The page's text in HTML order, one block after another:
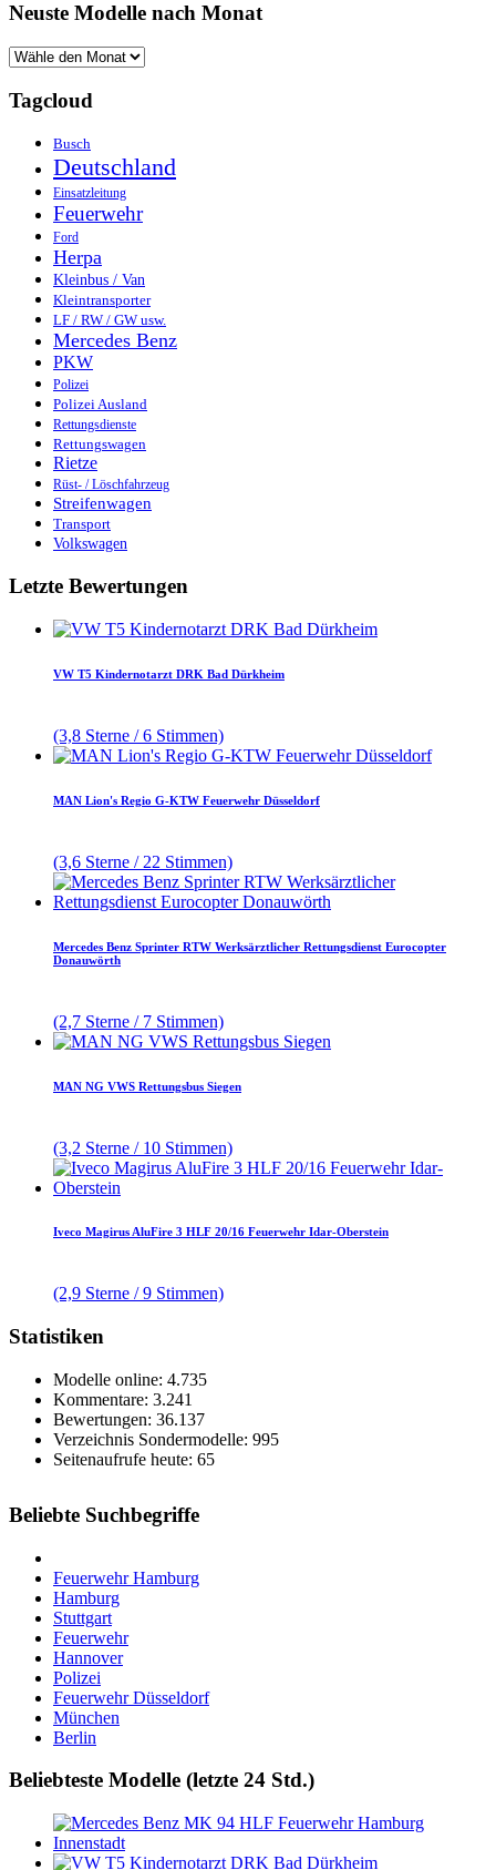
Neuste Modelle nach Monat
Tagcloud
Busch
Deutschland
Einsatzleitung
Feuerwehr
Ford
Herpa
Kleinbus / Van
Kleintransporter
LF / RW / GW usw.
Mercedes Benz
PKW
Polizei
Polizei Ausland
Rettungsdienste
Rettungswagen
Rietze
Rüst- / Löschfahrzeug
Streifenwagen
Transport
Volkswagen
Letzte Bewertungen
VW T5 Kindernotarzt DRK Bad Dürkheim
(3,8 Sterne / 6 Stimmen)
MAN Lion's Regio G-KTW Feuerwehr Düsseldorf
(3,6 Sterne / 22 Stimmen)
Mercedes Benz Sprinter RTW Werksärztlicher Rettungsdienst Eurocopter
Donauwörth
(2,7 Sterne / 7 Stimmen)
MAN NG VWS Rettungsbus Siegen
(3,2 Sterne / 10 Stimmen)
Iveco Magirus AluFire 3 HLF 20/16 Feuerwehr Idar-Oberstein
(2,9 Sterne / 9 Stimmen)
Statistiken
Modelle online: 4.735
Kommentare: 3.241
Bewertungen: 36.137
Verzeichnis Sondermodelle: 995
Seitenaufrufe heute: 65
Beliebte Suchbegriffe
Feuerwehr Hamburg
Hamburg
Stuttgart
Feuerwehr
Hannover
Polizei
Feuerwehr Düsseldorf
München
Berlin
Beliebteste Modelle (letzte 24 Std.)